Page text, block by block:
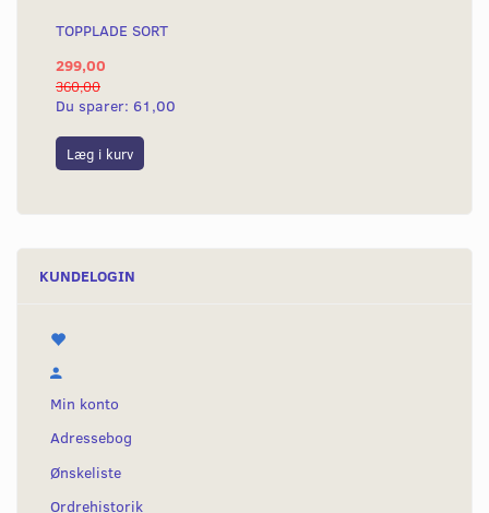
TOPPLADE SORT
299,00
360,00
Du sparer: 61,00
Læg i kurv
KUNDELOGIN
Min konto
Adressebog
Ønskeliste
Ordrehistorik